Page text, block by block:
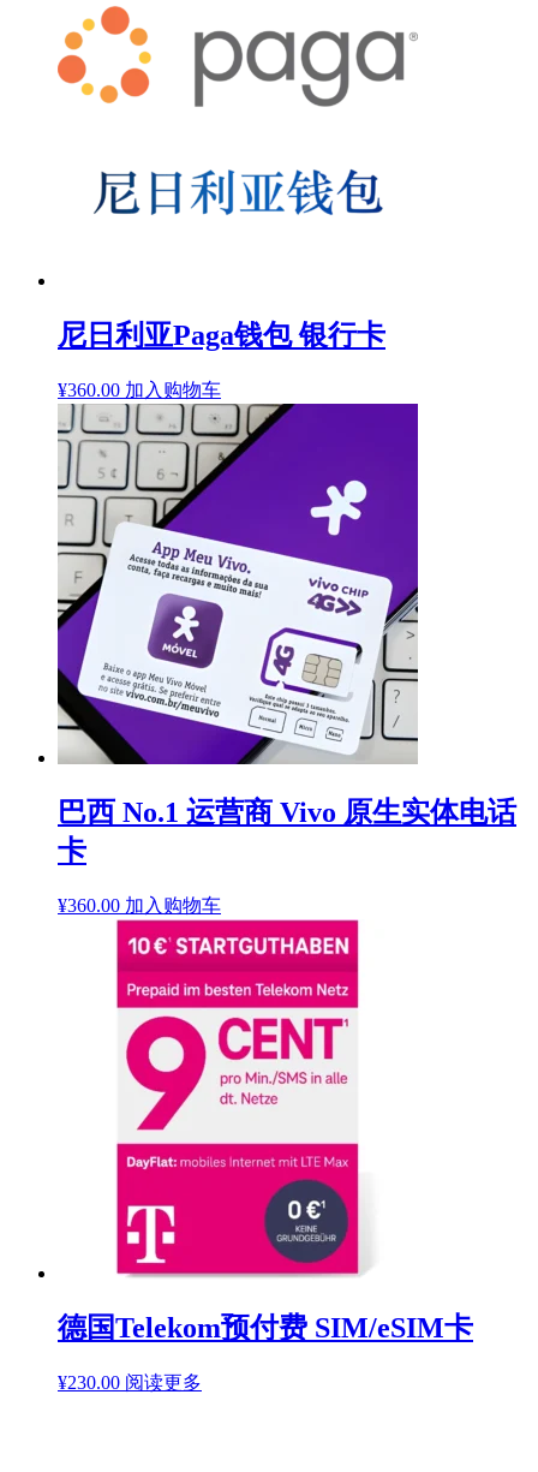
¥230.00。
尼日利亚Paga钱包 银行卡
¥360.00 加入购物车
巴西 No.1 运营商 Vivo 原生实体电话
卡
¥360.00 加入购物车
德国Telekom预付费 SIM/eSIM卡
¥230.00 阅读更多